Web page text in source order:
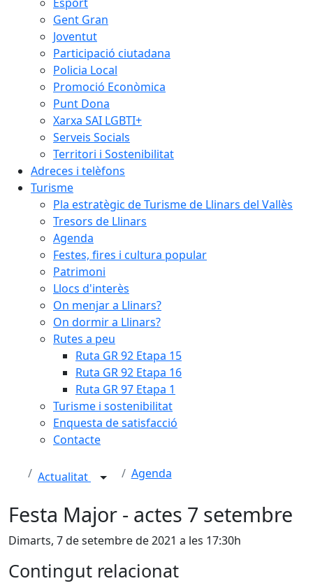
Gent Gran
Joventut
Participació ciutadana
Policia Local
Promoció Econòmica
Punt Dona
Xarxa SAI LGBTI+
Serveis Socials
Territori i Sostenibilitat
Adreces i telèfons
Turisme
Pla estratègic de Turisme de Llinars del Vallès
Tresors de Llinars
Agenda
Festes, fires i cultura popular
Patrimoni
Llocs d'interès
On menjar a Llinars?
On dormir a Llinars?
Rutes a peu
Ruta GR 92 Etapa 15
Ruta GR 92 Etapa 16
Ruta GR 97 Etapa 1
Turisme i sostenibilitat
Enquesta de satisfacció
Contacte
Actualitat Agenda
Festa Major - actes 7 setembre
Dimarts, 7 de setembre de 2021 a les 17:30h
Contingut relacionat